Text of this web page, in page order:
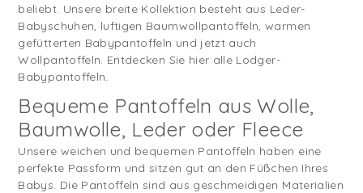
beliebt. Unsere breite Kollektion besteht aus Leder-
Babyschuhen, luftigen Baumwollpantoffeln, warmen
gefütterten Babypantoffeln und jetzt auch
Wollpantoffeln. Entdecken Sie hier alle Lodger-
Babypantoffeln.
Bequeme Pantoffeln aus Wolle,
Baumwolle, Leder oder Fleece
Unsere weichen und bequemen Pantoffeln haben eine
perfekte Passform und sitzen gut an den Füßchen Ihres
Babys. Die Pantoffeln sind aus geschmeidigen Materialien